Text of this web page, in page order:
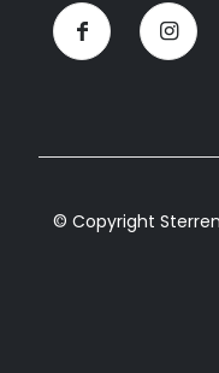
© Copyright